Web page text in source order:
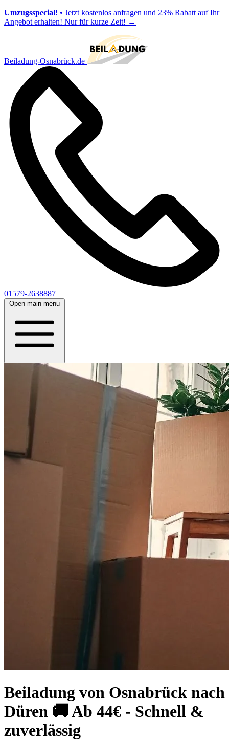
Umzugsspecial! • Jetzt kostenlos anfragen und 23% Rabatt auf Ihr
Angebot erhalten! Nur für kurze Zeit! →
Beiladung-Osnabrück.de
01579-2638887
Open main menu
Beiladung von Osnabrück nach
Düren 🚚 Ab 44€ - Schnell &
zuverlässig